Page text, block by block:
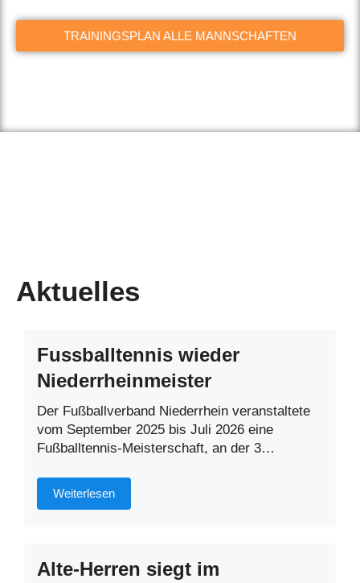
TRAININGSPLAN ALLE MANNSCHAFTEN
Aktuelles
Fussballtennis wieder
Niederrheinmeister
Der Fußballverband Niederrhein veranstaltete
vom September 2025 bis Juli 2026 eine
Fußballtennis-Meisterschaft, an der 3…
Weiterlesen
Alte-Herren siegt im